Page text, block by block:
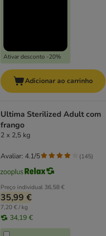
Ativar desconto -20%
Adicionar ao carrinho
Ultima Sterilized Adult com
frango
2 x 2,5 kg
Preço individual 36,58 €
35,99 €
7,20 € / kg
34,19 €
Avaliar: 4.1/5 (145)